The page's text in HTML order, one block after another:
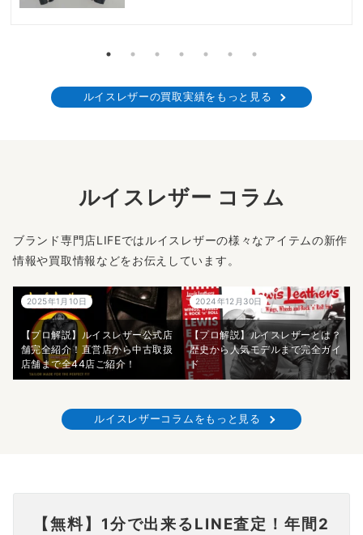
ルイスレザーの買取実績をもっと見る
ルイスレザー コラム
ブランド専門店LIFEではルイスレザーの様々なアイテムの新作
情報や買取情報などをお伝えしています。
【プロ解説】ルイスレザー公式店
舗完全紹介！直営店から中古取扱
店舗まで全44店ご紹介！
2025年1月10日
【プロ解説】ルイスレザーとは？
歴史から人気モデルまで完全ガイ
ド
2024年12月30日
ルイスレザーコラムをもっと見る
【無料】1分で出来るLINE査定！年間2